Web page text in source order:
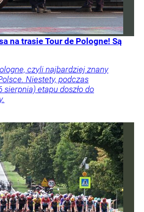
na trasie Tour de Pologne! Są
czyli najbardziej znany
Niestety, podczas
etapu doszło do